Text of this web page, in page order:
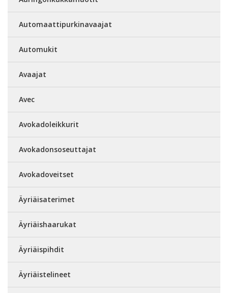
Automaattipurkinavaajat
Automukit
Avaajat
Avec
Avokadoleikkurit
Avokadonsoseuttajat
Avokadoveitset
Äyriäisaterimet
Äyriäishaarukat
Äyriäispihdit
Äyriäistelineet